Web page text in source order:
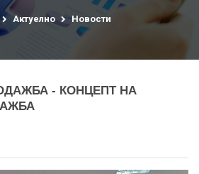
Актуелно Новости
- КОНЦЕПТ НА